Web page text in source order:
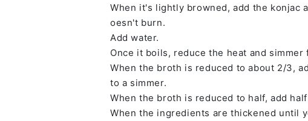
When it's lightly browned, add the konjac
oesn't burn.
Add water.
Once it boils, reduce the heat and simmer
When the broth is reduced to about 2/3,
to a simmer.
When the broth is reduced to half, add
When the ingredients are thickened until